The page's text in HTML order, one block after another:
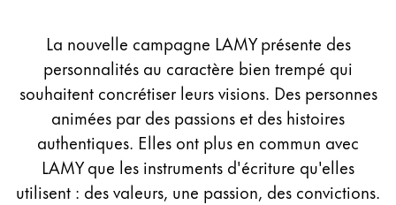
Corporate Culture
Design
Responsabilité
Esprit pionnier
Carrière
La nouvelle campagne LAMY présente des
personnalités au caractère bien trempé qui
souhaitent concrétiser leurs visions. Des personnes
animées par des passions et des histoires
authentiques. Elles ont plus en commun avec
LAMY que les instruments d'écriture qu'elles
utilisent : des valeurs, une passion, des convictions.